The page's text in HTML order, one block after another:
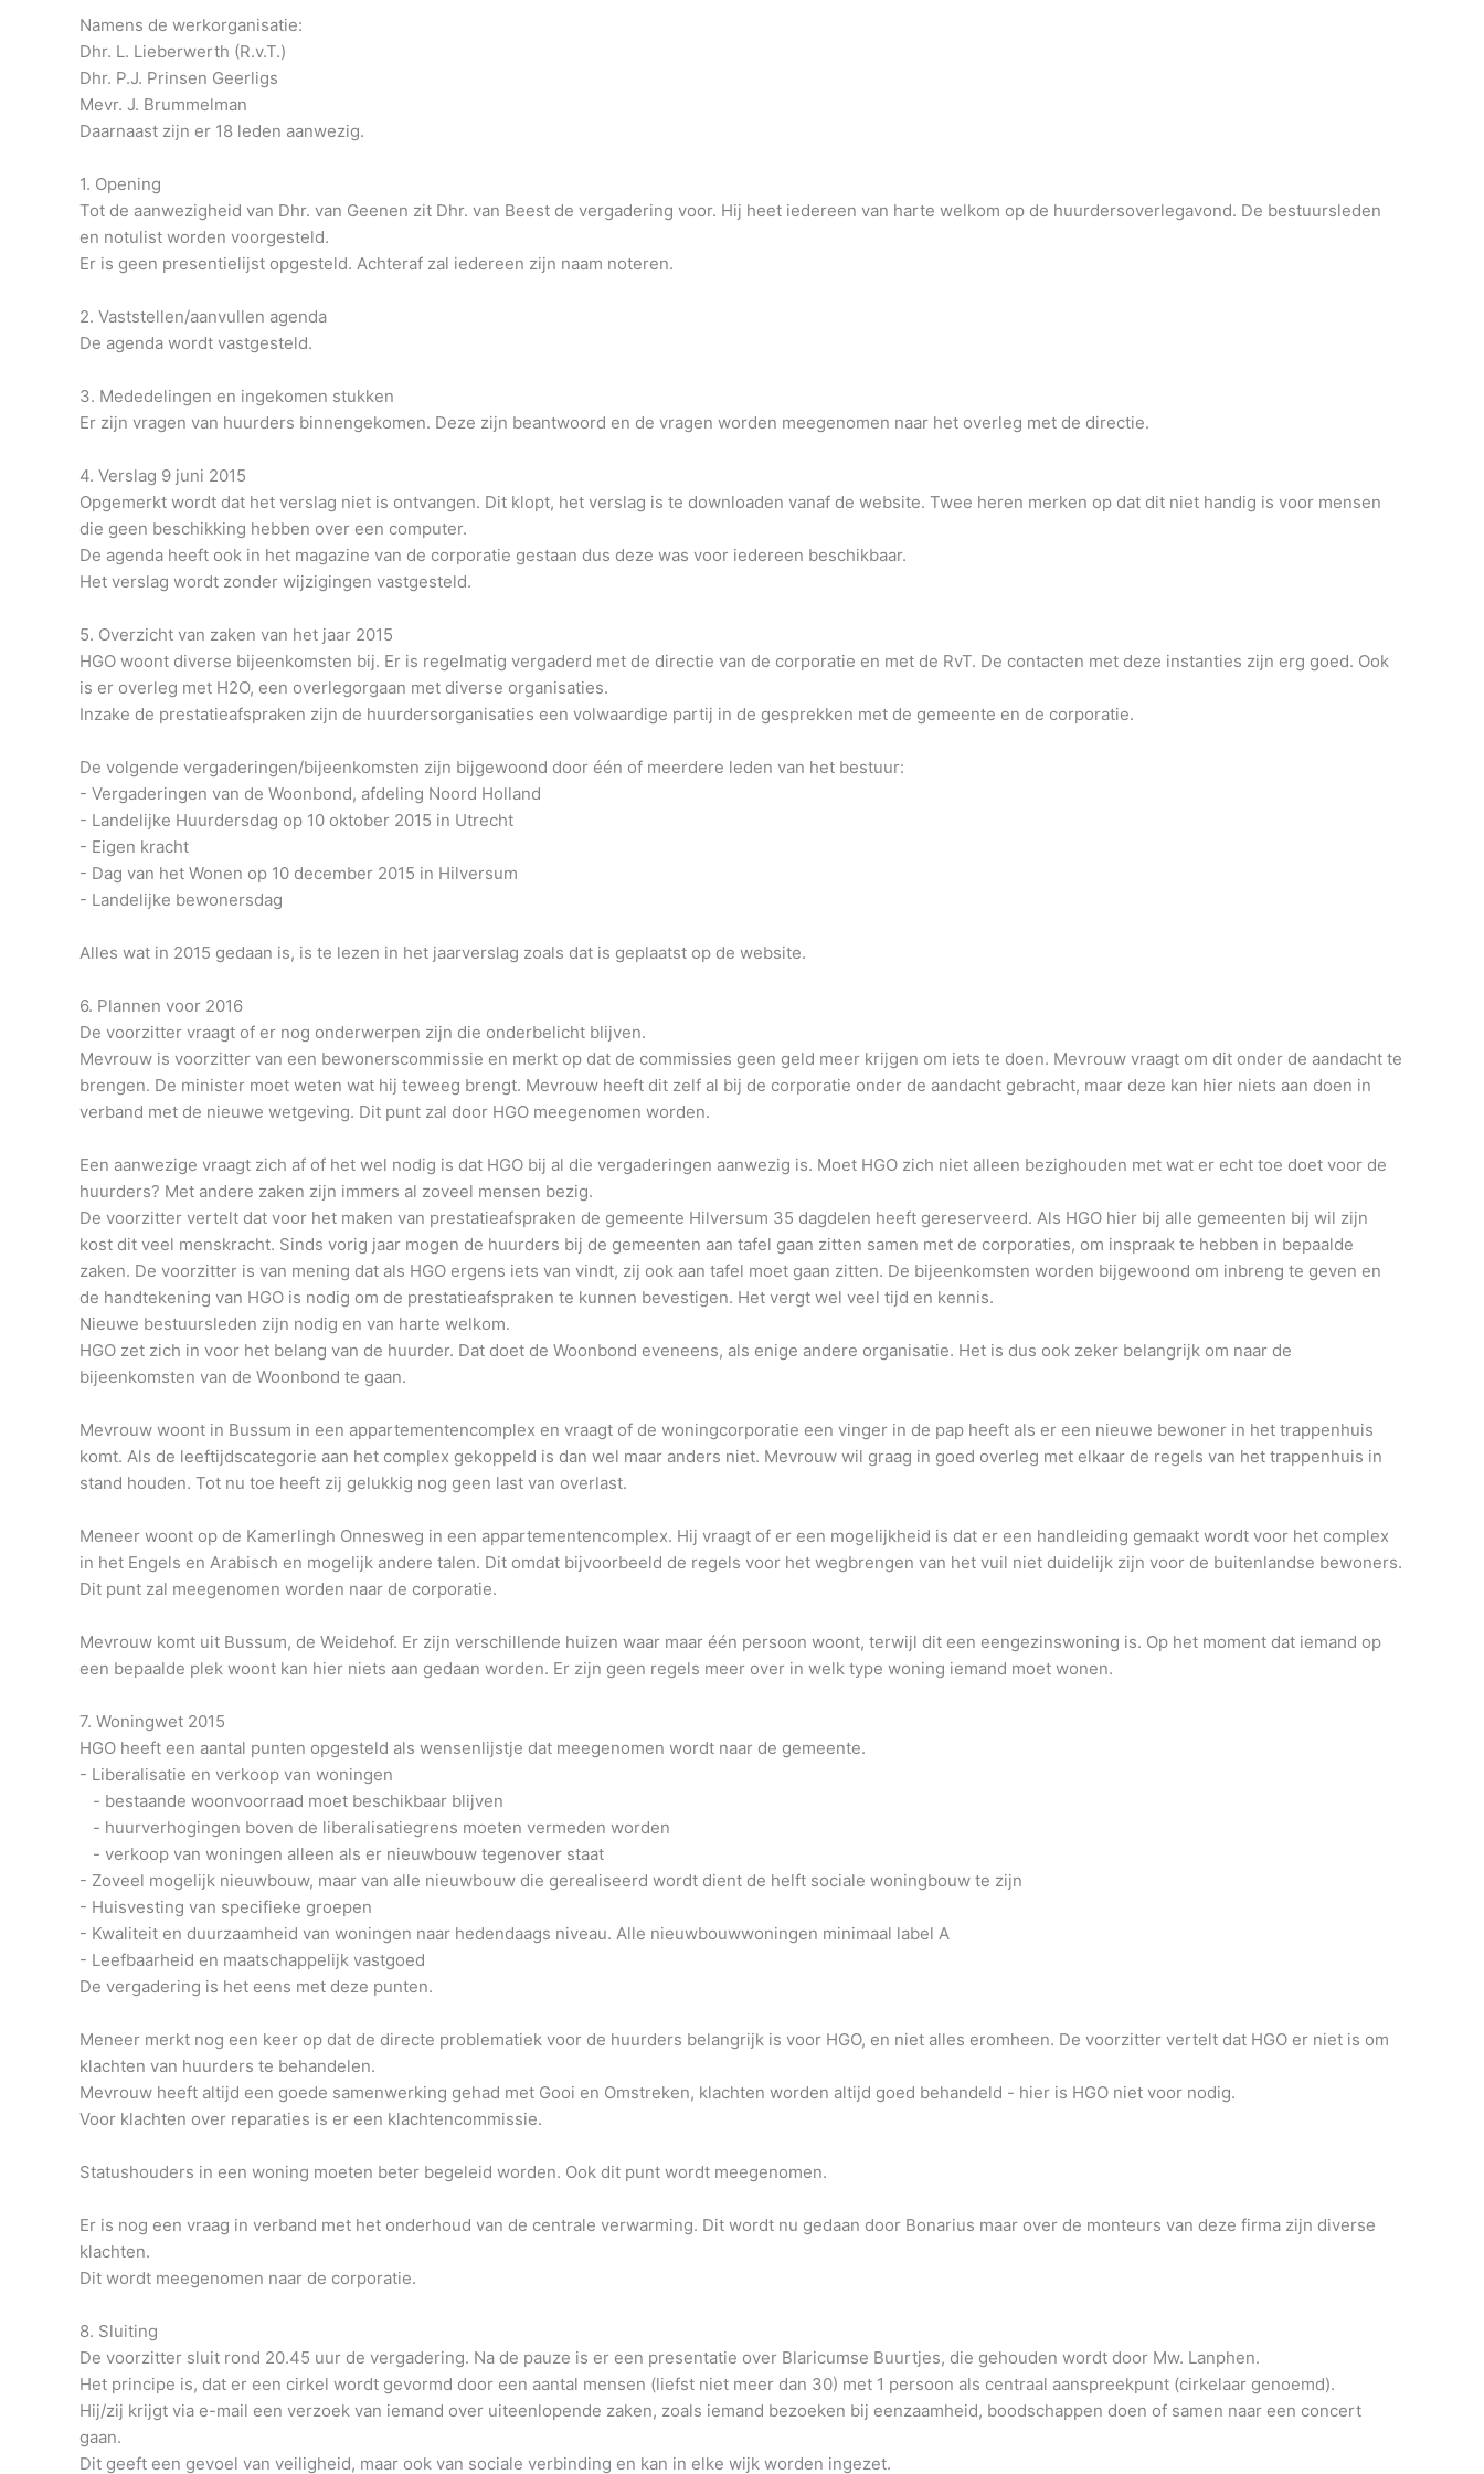
Namens de werkorganisatie:
Dhr. L. Lieberwerth (R.v.T.)
Dhr. P.J. Prinsen Geerligs
Mevr. J. Brummelman
Daarnaast zijn er 18 leden aanwezig.
1. Opening
Tot de aanwezigheid van Dhr. van Geenen zit Dhr. van Beest de vergadering voor. Hij heet iedereen van harte welkom op de huurdersoverlegavond. De bestuursleden
en notulist worden voorgesteld.
Er is geen presentielijst opgesteld. Achteraf zal iedereen zijn naam noteren.
2. Vaststellen/aanvullen agenda
De agenda wordt vastgesteld.
3. Mededelingen en ingekomen stukken
Er zijn vragen van huurders binnengekomen. Deze zijn beantwoord en de vragen worden meegenomen naar het overleg met de directie.
4. Verslag 9 juni 2015
Opgemerkt wordt dat het verslag niet is ontvangen. Dit klopt, het verslag is te downloaden vanaf de website. Twee heren merken op dat dit niet handig is voor mensen
die geen beschikking hebben over een computer.
De agenda heeft ook in het magazine van de corporatie gestaan dus deze was voor iedereen beschikbaar.
Het verslag wordt zonder wijzigingen vastgesteld.
5. Overzicht van zaken van het jaar 2015
HGO woont diverse bijeenkomsten bij. Er is regelmatig vergaderd met de directie van de corporatie en met de RvT. De contacten met deze instanties zijn erg goed. Ook
is er overleg met H2O, een overlegorgaan met diverse organisaties.
Inzake de prestatieafspraken zijn de huurdersorganisaties een volwaardige partij in de gesprekken met de gemeente en de corporatie.
De volgende vergaderingen/bijeenkomsten zijn bijgewoond door één of meerdere leden van het bestuur:
- Vergaderingen van de Woonbond, afdeling Noord Holland
- Landelijke Huurdersdag op 10 oktober 2015 in Utrecht
- Eigen kracht
- Dag van het Wonen op 10 december 2015 in Hilversum
- Landelijke bewonersdag
Alles wat in 2015 gedaan is, is te lezen in het jaarverslag zoals dat is geplaatst op de website.
6. Plannen voor 2016
De voorzitter vraagt of er nog onderwerpen zijn die onderbelicht blijven.
Mevrouw is voorzitter van een bewonerscommissie en merkt op dat de commissies geen geld meer krijgen om iets te doen. Mevrouw vraagt om dit onder de aandacht te
brengen. De minister moet weten wat hij teweeg brengt. Mevrouw heeft dit zelf al bij de corporatie onder de aandacht gebracht, maar deze kan hier niets aan doen in
verband met de nieuwe wetgeving. Dit punt zal door HGO meegenomen worden.
Een aanwezige vraagt zich af of het wel nodig is dat HGO bij al die vergaderingen aanwezig is. Moet HGO zich niet alleen bezighouden met wat er echt toe doet voor de
huurders? Met andere zaken zijn immers al zoveel mensen bezig.
De voorzitter vertelt dat voor het maken van prestatieafspraken de gemeente Hilversum 35 dagdelen heeft gereserveerd. Als HGO hier bij alle gemeenten bij wil zijn
kost dit veel menskracht. Sinds vorig jaar mogen de huurders bij de gemeenten aan tafel gaan zitten samen met de corporaties, om inspraak te hebben in bepaalde
zaken. De voorzitter is van mening dat als HGO ergens iets van vindt, zij ook aan tafel moet gaan zitten. De bijeenkomsten worden bijgewoond om inbreng te geven en
de handtekening van HGO is nodig om de prestatieafspraken te kunnen bevestigen. Het vergt wel veel tijd en kennis.
Nieuwe bestuursleden zijn nodig en van harte welkom.
HGO zet zich in voor het belang van de huurder. Dat doet de Woonbond eveneens, als enige andere organisatie. Het is dus ook zeker belangrijk om naar de
bijeenkomsten van de Woonbond te gaan.
Mevrouw woont in Bussum in een appartementencomplex en vraagt of de woningcorporatie een vinger in de pap heeft als er een nieuwe bewoner in het trappenhuis
komt. Als de leeftijdscategorie aan het complex gekoppeld is dan wel maar anders niet. Mevrouw wil graag in goed overleg met elkaar de regels van het trappenhuis in
stand houden. Tot nu toe heeft zij gelukkig nog geen last van overlast.
Meneer woont op de Kamerlingh Onnesweg in een appartementencomplex. Hij vraagt of er een mogelijkheid is dat er een handleiding gemaakt wordt voor het complex
in het Engels en Arabisch en mogelijk andere talen. Dit omdat bijvoorbeeld de regels voor het wegbrengen van het vuil niet duidelijk zijn voor de buitenlandse bewoners.
Dit punt zal meegenomen worden naar de corporatie.
Mevrouw komt uit Bussum, de Weidehof. Er zijn verschillende huizen waar maar één persoon woont, terwijl dit een eengezinswoning is. Op het moment dat iemand op
een bepaalde plek woont kan hier niets aan gedaan worden. Er zijn geen regels meer over in welk type woning iemand moet wonen.
7. Woningwet 2015
HGO heeft een aantal punten opgesteld als wensenlijstje dat meegenomen wordt naar de gemeente.
- Liberalisatie en verkoop van woningen
- bestaande woonvoorraad moet beschikbaar blijven
- huurverhogingen boven de liberalisatiegrens moeten vermeden worden
- verkoop van woningen alleen als er nieuwbouw tegenover staat
- Zoveel mogelijk nieuwbouw, maar van alle nieuwbouw die gerealiseerd wordt dient de helft sociale woningbouw te zijn
- Huisvesting van specifieke groepen
- Kwaliteit en duurzaamheid van woningen naar hedendaags niveau. Alle nieuwbouwwoningen minimaal label A
- Leefbaarheid en maatschappelijk vastgoed
De vergadering is het eens met deze punten.
Meneer merkt nog een keer op dat de directe problematiek voor de huurders belangrijk is voor HGO, en niet alles eromheen. De voorzitter vertelt dat HGO er niet is om
klachten van huurders te behandelen.
Mevrouw heeft altijd een goede samenwerking gehad met Gooi en Omstreken, klachten worden altijd goed behandeld - hier is HGO niet voor nodig.
Voor klachten over reparaties is er een klachtencommissie.
Statushouders in een woning moeten beter begeleid worden. Ook dit punt wordt meegenomen.
Er is nog een vraag in verband met het onderhoud van de centrale verwarming. Dit wordt nu gedaan door Bonarius maar over de monteurs van deze firma zijn diverse
klachten.
Dit wordt meegenomen naar de corporatie.
8. Sluiting
De voorzitter sluit rond 20.45 uur de vergadering. Na de pauze is er een presentatie over Blaricumse Buurtjes, die gehouden wordt door Mw. Lanphen.
Het principe is, dat er een cirkel wordt gevormd door een aantal mensen (liefst niet meer dan 30) met 1 persoon als centraal aanspreekpunt (cirkelaar genoemd).
Hij/zij krijgt via e-mail een verzoek van iemand over uiteenlopende zaken, zoals iemand bezoeken bij eenzaamheid, boodschappen doen of samen naar een concert
gaan.
Dit geeft een gevoel van veiligheid, maar ook van sociale verbinding en kan in elke wijk worden ingezet.